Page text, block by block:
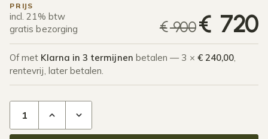
PRIJS
incl. 21% btw
gratis bezorging
€900€ 720
Of met Klarna in 3 termijnen betalen — 3 × € 240,00
rentevrij, later betalen.